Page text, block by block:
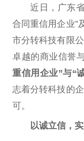
近日，广东
合同重信用企业”
市分转科技有限
卓越的商业信誉
重信用企业”与“
志着分转科技的
可。
以诚立信，